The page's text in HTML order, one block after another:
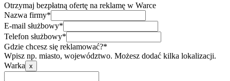
Otrzymaj bezpłatną ofertę na reklamę w Warce
Nazwa firmy*
E-mail służbowy*
Telefon służbowy*
Gdzie chcesz się reklamować?*
Wpisz np. miasto, województwo. Możesz dodać kilka lokalizacji.
Warka x